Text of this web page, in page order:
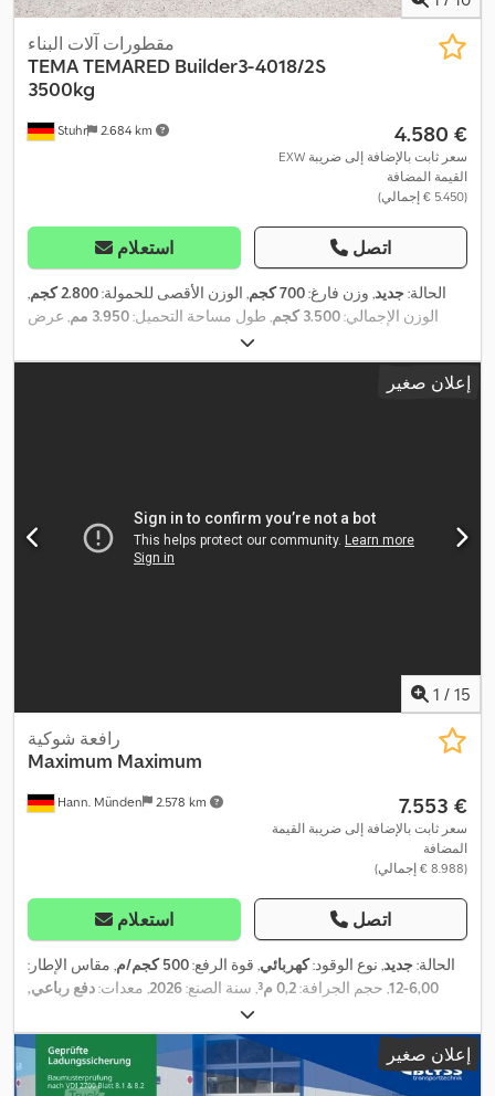
Stuhr 2.684 km
مقطورات آلات البناء
TEMATEMARED Builder3-4018/2S
3500kg
‏4.580 €
EXW سعر ثابت بالإضافة إلى ضريبة
القيمة المضافة
(‏5.450 € إجمالي)
استعلام اتصل
الحالة:جديد, وزن فارغ:700 كجم , الوزن الأقصى للحمولة:2.800 كجم
,
الوزن الإجمالي:3.500 كجم , طول مساحة التحميل:3.950 مم
, عرض
1.820 مم
إعلان صغير
1 / 15
Hann. Münden 2.578 km
رافعة شوكية
Maximum Maximum
‏7.553 €
سعر ثابت بالإضافة إلى ضريبة القيمة
المضافة
(‏8.988 € إجمالي)
استعلام اتصل
الحالة:جديد, نوع الوقود:كهربائي, قوة الرفع:500 كجم/م
, مقاس الإطار:
6,00-12
, حجم الجرافة:0,2 م³ , سنة الصنع:2026, معدات:دفع رباعي,
إعلان صغير